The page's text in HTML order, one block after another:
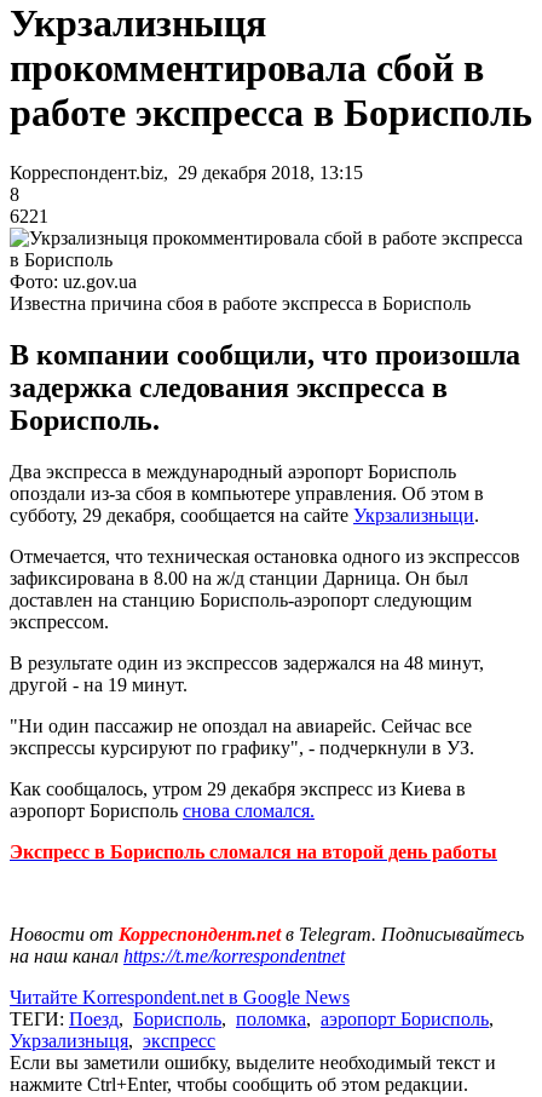
Укрзализныця
прокомментировала сбой в
работе экспресса в Борисполь
Корреспондент.biz, 29 декабря 2018, 13:15
8
6221
Фото: uz.gov.ua
Известна причина сбоя в работе экспресса в Борисполь
В компании сообщили, что произошла
задержка следования экспресса в
Борисполь.
Два экспресса в международный аэропорт Борисполь
опоздали из-за сбоя в компьютере управления. Об этом в
субботу, 29 декабря, сообщается на сайте Укрзализныци.
Отмечается, что техническая остановка одного из экспрессов
зафиксирована в 8.00 на ж/д станции Дарница. Он был
доставлен на станцию Борисполь-аэропорт следующим
экспрессом.
В результате один из экспрессов задержался на 48 минут,
другой - на 19 минут.
"Ни один пассажир не опоздал на авиарейс. Сейчас все
экспрессы курсируют по графику", - подчеркнули в УЗ.
Как сообщалось, утром 29 декабря экспресс из Киева в
аэропорт Борисполь снова сломался.
Экспресс в Борисполь сломался на второй день работы
Новости от Корреспондент.netв Telegram. Подписывайтесь
на наш канал https://t.me/korrespondentnet
Читайте Korrespondent.net в Google News
ТЕГИ: Поезд, Борисполь, поломка, аэропорт Борисполь,
Укрзализныця, экспресс
Если вы заметили ошибку, выделите необходимый текст и
нажмите Ctrl+Enter, чтобы сообщить об этом редакции.